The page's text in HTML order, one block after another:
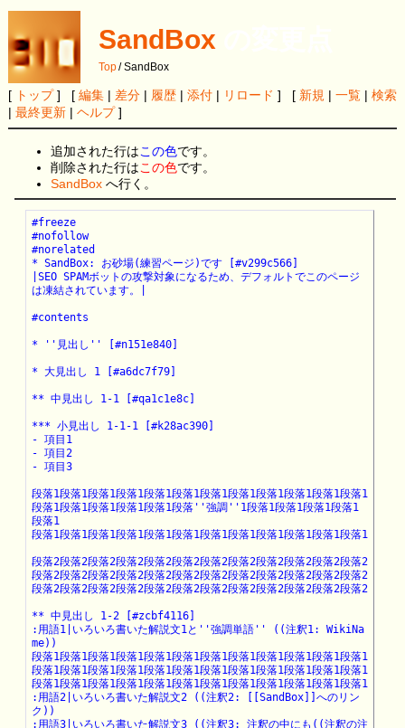
SandBox
Top/ SandBox
[ トップ] [ 編集| 差分| 履歴| 添付| リロード ] [ 新規 | 一覧| 検索
| 最終更新| ヘルプ]
追加された行はこの色です。
削除された行はこの色です。
SandBox へ行く。
#freeze
#nofollow
#norelated
* SandBox: お砂場(練習ページ)です [#v299c566]
|SEO SPAMボットの攻撃対象になるため、デフォルトでこのページ
は凍結されています。|
#contents
* ''見出し'' [#n151e840]
* 大見出し 1 [#a6dc7f79]
** 中見出し 1-1 [#qa1c1e8c]
*** 小見出し 1-1-1 [#k28ac390]
- 項目1
- 項目2
- 項目3
段落1段落1段落1段落1段落1段落1段落1段落1段落1段落1段落1段落1
段落1段落1段落1段落1段落1段落''強調''1段落1段落1段落1段落1
段落1
段落1段落1段落1段落1段落1段落1段落1段落1段落1段落1段落1段落1
段落2段落2段落2段落2段落2段落2段落2段落2段落2段落2段落2段落2
段落2段落2段落2段落2段落2段落2段落2段落2段落2段落2段落2段落2
段落2段落2段落2段落2段落2段落2段落2段落2段落2段落2段落2段落2
** 中見出し 1-2 [#zcbf4116]
:用語1|いろいろ書いた解説文1と''強調単語'' ((注釈1: WikiNa
me))
段落1段落1段落1段落1段落1段落1段落1段落1段落1段落1段落1段落1
段落1段落1段落1段落1段落1段落1段落1段落1段落1段落1段落1段落1
段落1段落1段落1段落1段落1段落1段落1段落1段落1段落1段落1段落1
:用語2|いろいろ書いた解説文2 ((注釈2: [[SandBox]]へのリン
ク))
:用語3|いろいろ書いた解説文3 ((注釈3: 注釈の中にも((注釈の注